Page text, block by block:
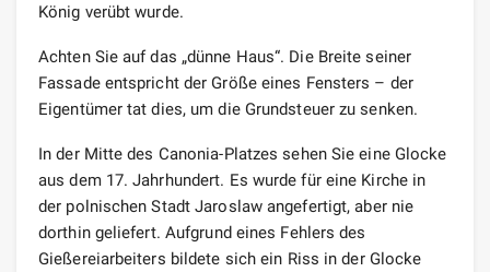
König verübt wurde.
Achten Sie auf das „dünne Haus“. Die Breite seiner
Fassade entspricht der Größe eines Fensters – der
Eigentümer tat dies, um die Grundsteuer zu senken.
In der Mitte des Canonia-Platzes sehen Sie eine Glocke
aus dem 17. Jahrhundert. Es wurde für eine Kirche in
der polnischen Stadt Jaroslaw angefertigt, aber nie
dorthin geliefert. Aufgrund eines Fehlers des
Gießereiarbeiters bildete sich ein Riss in der Glocke